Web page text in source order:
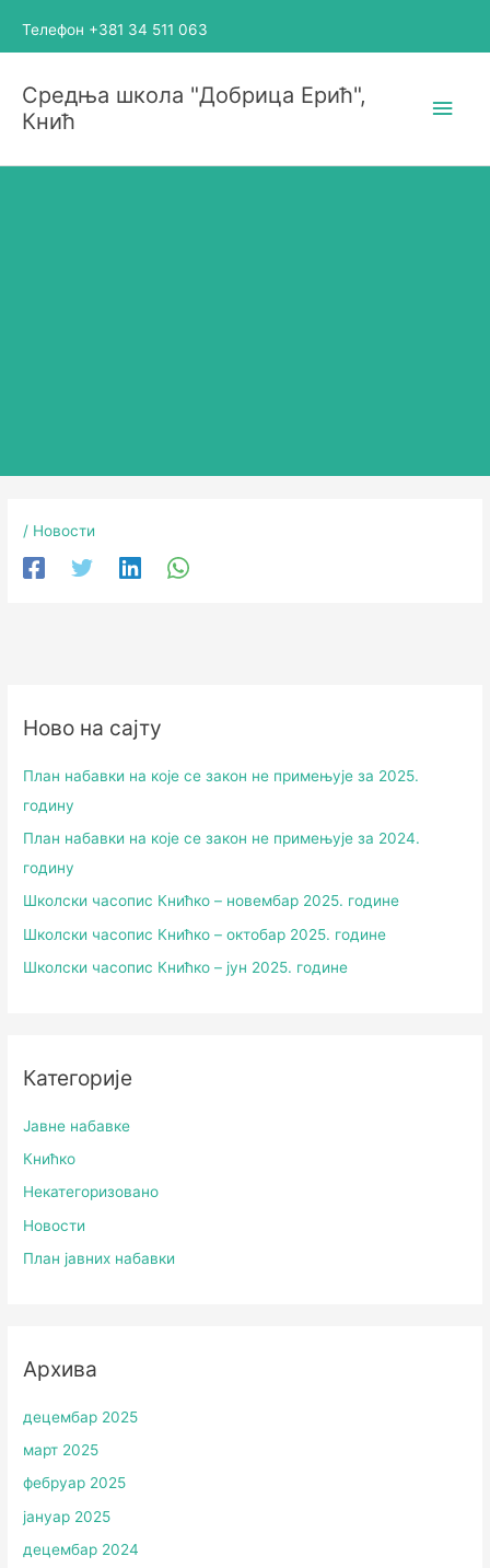
Телефон +381 34 511 063
Средња школа "Добрица Ерић",
Кнић
/ Новости
Ново на сајту
План набавки на које се закон не примењује за 2025.
годину
План набавки на које се закон не примењује за 2024.
годину
Школски часопис Книћко – новембар 2025. године
Школски часопис Книћко – октобар 2025. године
Школски часопис Книћко – јун 2025. године
Категорије
Јавне набавке
Книћко
Некатегоризовано
Новости
План јавних набавки
Архива
децембар 2025
март 2025
фебруар 2025
јануар 2025
децембар 2024